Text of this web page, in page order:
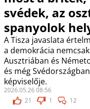
svédek, az
spanyolok
A Tisza javaslata
a demokrácia
Ausztriában és
és még
képviselője.
2026.05.26 08:56
21
1 12